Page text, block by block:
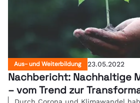
Aus- und Weiterbildung 23.05.2022
Nachbericht: Nachhaltige
– vom Trend zur